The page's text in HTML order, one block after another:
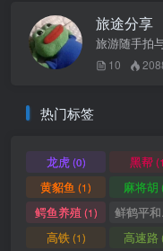
旅途分享
旅游随手拍
10
热门标签
龙虎(0) 黑帮
黄貂鱼 (1) 麻将胡
鳄鱼养殖(1)
高铁(1) 高速路